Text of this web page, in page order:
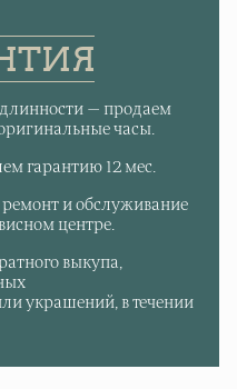
— продаем
оригинальные часы.
гарантию 12 мес.
и обслуживание
центре.
выкупа,
украшений, в течении